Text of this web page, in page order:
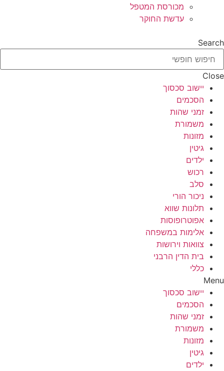
מכורסת המטפל
עדשת החוקר
Search
Close
יישוב סכסוך
הסכמים
זמני שהות
משמורת
מזונות
גיטין
ילדים
רכוש
סלב
ניכור הורי
תלונות שווא
אפוטרופוסות
אלימות במשפחה
צוואות וירושות
בית הדין הרבני
כללי
Menu
יישוב סכסוך
הסכמים
זמני שהות
משמורת
מזונות
גיטין
ילדים